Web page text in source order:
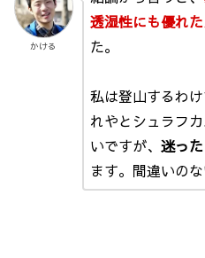
かける
透湿性にも優れ
た。
私は登山するわ
れやとシュラフ
いですが、 迷っ
ます。間違いのな